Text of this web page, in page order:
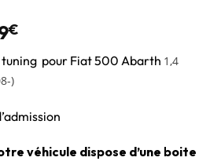
€
pour Fiat 500 Abarth 1,4
)
véhicule dispose d’une boite